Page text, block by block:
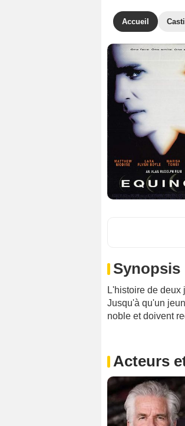
Accueil
Synopsis
L'histoire de
Jusqu'à qu'un
noble et doivent
Acteurs